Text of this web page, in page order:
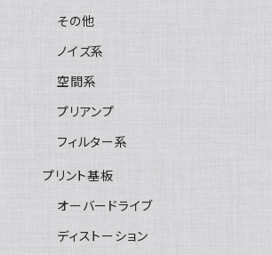
その他
ノイズ系
空間系
プリアンプ
フィルター系
プリント基板
オーバードライブ
ディストーション